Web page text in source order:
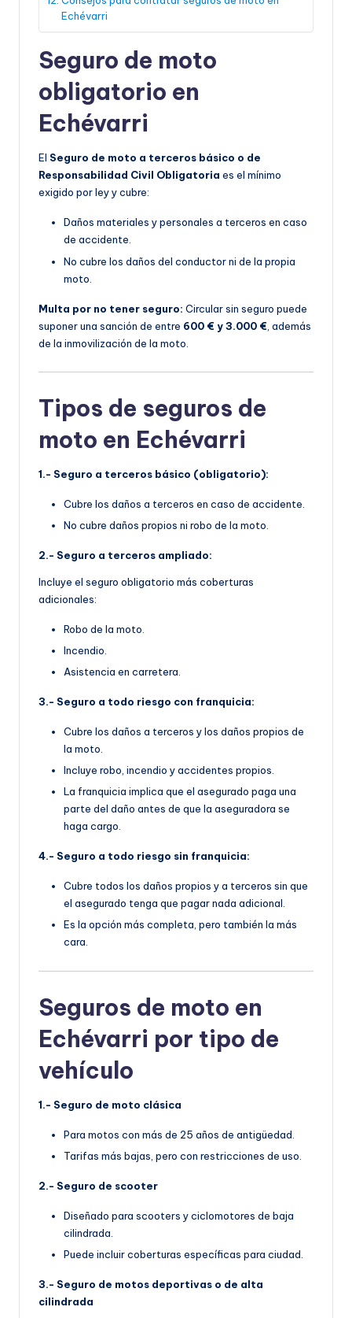
Echévarri
Seguro de moto
obligatorio en
Echévarri
El Seguro de moto a terceros básico o de
Responsabilidad Civil Obligatoria es el mínimo
exigido por ley y cubre:
Daños materiales y personales a terceros en caso
de accidente.
No cubre los daños del conductor ni de la propia
moto.
Multa por no tener seguro: Circular sin seguro puede
suponer una sanción de entre 600 € y 3.000 € , además
de la inmovilización de la moto.
Tipos de seguros de
moto en Echévarri
1.- Seguro a terceros básico (obligatorio):
Cubre los daños a terceros en caso de accidente.
No cubre daños propios ni robo de la moto.
2.- Seguro a terceros ampliado:
Incluye el seguro obligatorio más coberturas
adicionales:
Robo de la moto.
Incendio.
Asistencia en carretera.
3.- Seguro a todo riesgo con franquicia:
Cubre los daños a terceros y los daños propios de
la moto.
Incluye robo, incendio y accidentes propios.
La franquicia implica que el asegurado paga una
parte del daño antes de que la aseguradora se
haga cargo.
4.- Seguro a todo riesgo sin franquicia:
Cubre todos los daños propios y a terceros sin que
el asegurado tenga que pagar nada adicional.
Es la opción más completa, pero también la más
cara.
Seguros de moto en
Echévarri por tipo de
vehículo
1.- Seguro de moto clásica
Para motos con más de 25 años de antigüedad.
Tarifas más bajas, pero con restricciones de uso.
2.- Seguro de scooter
Diseñado para scooters y ciclomotores de baja
cilindrada.
Puede incluir coberturas específicas para ciudad.
3.- Seguro de motos deportivas o de alta
cilindrada